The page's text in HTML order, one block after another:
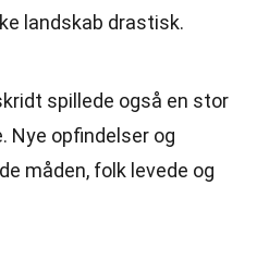
landskab drastisk.
spillede også en stor
Nye opfindelser og
måden, folk levede og